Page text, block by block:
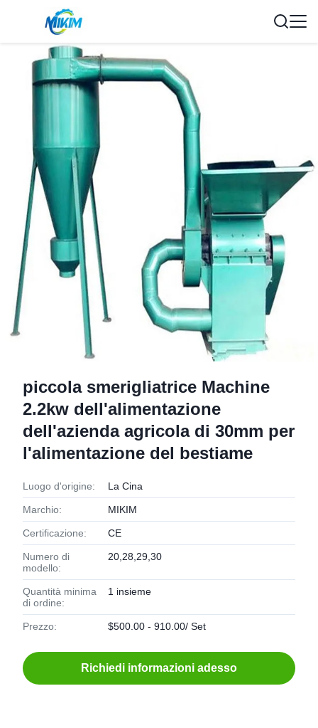
piccola smerigliatrice Machine
2.2kw dell'alimentazione
dell'azienda agricola di 30mm per
l'alimentazione del bestiame
Luogo d'origine: La Cina
Marchio: MIKIM
Certificazione: CE
Numero di
modello:
20,28,29,30
Quantità minima
di ordine:
1 insieme
Prezzo: $500.00 - 910.00/ Set
Richiedi informazioni adesso